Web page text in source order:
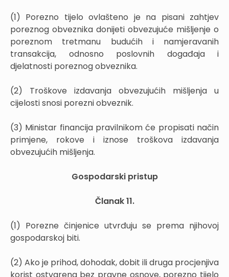
(1) Porezno tijelo ovlašteno je na pisani zahtjev
poreznog obveznika donijeti obvezujuće mišljenje o
poreznom tretmanu budućih i namjeravanih
transakcija, odnosno poslovnih događaja i
djelatnosti poreznog obveznika.
(2) Troškove izdavanja obvezujućih mišljenja u
cijelosti snosi porezni obveznik.
(3) Ministar financija pravilnikom će propisati način
primjene, rokove i iznose troškova izdavanja
obvezujućih mišljenja.
Gospodarski pristup
Članak 11.
(1) Porezne činjenice utvrđuju se prema njihovoj
gospodarskoj biti.
(2) Ako je prihod, dohodak, dobit ili druga procjenjiva